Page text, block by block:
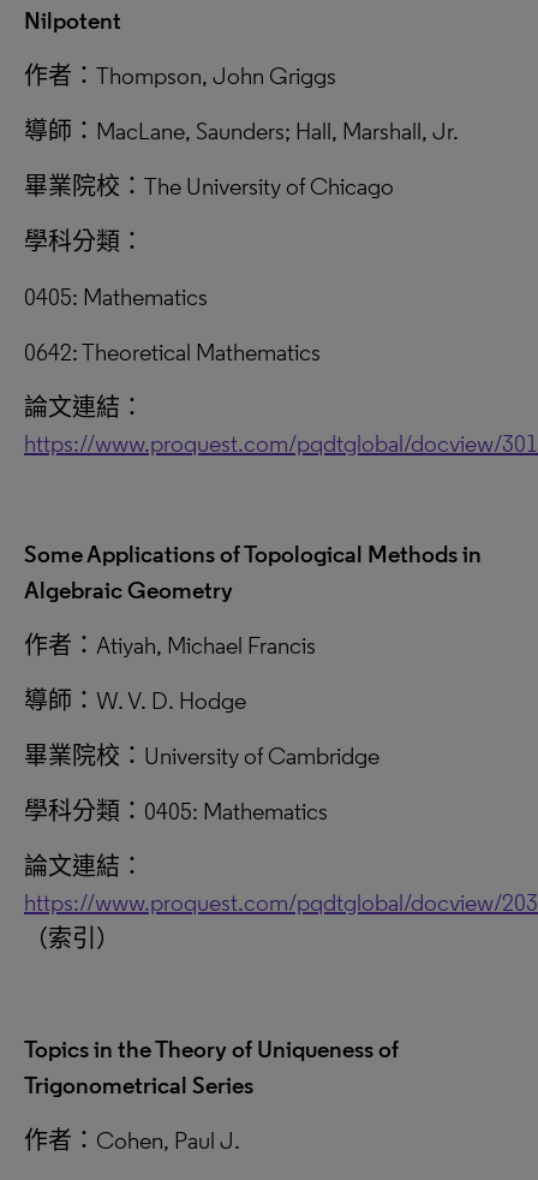
Nilpotent
作者：Thompson, John Griggs
導師：MacLane, Saunders; Hall, Marshall, Jr.
畢業院校：The University of Chicago
學科分類：
0405: Mathematics
0642: Theoretical Mathematics
論文連結：
https://www.proquest.com/pqdtglobal/docview/
Some Applications of Topological Methods in
Algebraic Geometry
作者：Atiyah, Michael Francis
導師：W. V. D. Hodge
畢業院校：University of Cambridge
學科分類：0405: Mathematics
論文連結：
https://www.proquest.com/pqdtglobal/docview/
（索引）
Topics in the Theory of Uniqueness of
Trigonometrical Series
作者：Cohen, Paul J.